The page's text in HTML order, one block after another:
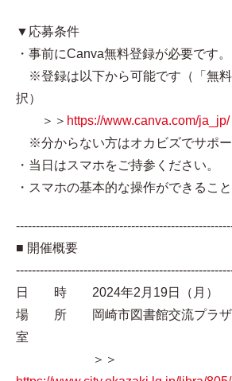
▼応募条件
・事前にCanva無料登録が必要です。
※登録は以下から可能です（「無
択）
＞＞ https://www.canva.com/ja_jp/
※分からない方はオカビズでサポー
・当日はスマホをご持参ください。
・スマホの基本的な操作ができるこ
■ 開催概要
日 時 2024年2月19日（月）
場 所 岡崎市図書館交流プラザ
室
＞＞